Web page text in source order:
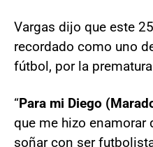
Vargas dijo que este
recordado como uno
fútbol, por la
“Para mi Diego
que me hizo enamorar
soñar con ser